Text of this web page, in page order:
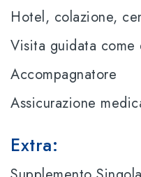
Hotel, colazione,
Visita guidata come
Accompagnatore
Assicurazione
Extra: